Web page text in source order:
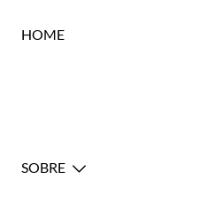
HOME
SOBRE